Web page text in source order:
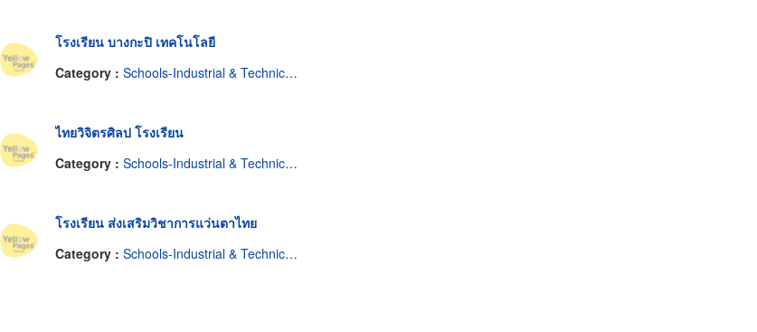
โรงเรียน บางกะปิ เทคโนโลยี
Category : Schools-Industrial & Technical & Trade
ไทยวิจิตรศิลป โรงเรียน
Category : Schools-Industrial & Technical & Trade
โรงเรียน ส่งเสริมวิชาการแว่นตาไทย
Category : Schools-Industrial & Technical & Trade